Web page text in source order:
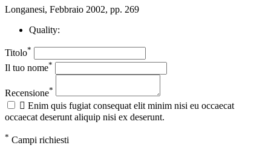
Longanesi, Febbraio 2002, pp. 269
Quality:
Titolo*
Il tuo nome*
Recensione*
 Enim quis fugiat consequat elit minim nisi eu occaecat
occaecat deserunt aliquip nisi ex deserunt.
* Campi richiesti